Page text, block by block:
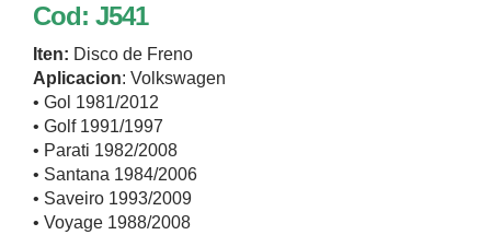
Cod: J541
Iten: Disco de Freno
Aplicacion: Volkswagen
• Gol 1981/2012
• Golf 1991/1997
• Parati 1982/2008
• Santana 1984/2006
• Saveiro 1993/2009
• Voyage 1988/2008